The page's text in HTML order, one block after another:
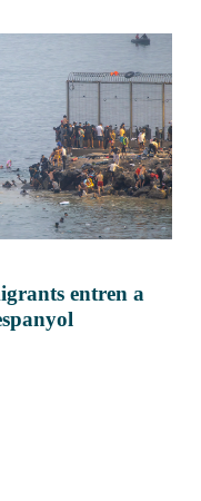
entren a